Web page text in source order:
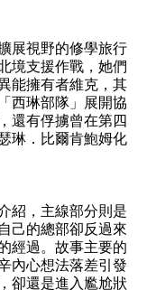
展視野的修學旅行
境支援作戰，她們
能擁有者維克，其
西琳部隊」展開協
還有俘擄曾在第四
琳．比爾肯鮑姆化
紹，主線部分則是
己的總部卻反過來
經過。故事主要的
內心想法落差引發
卻還是進入尷尬狀